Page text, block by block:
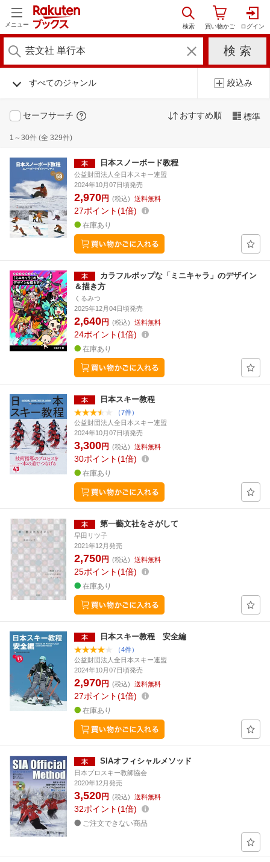
メニュー
すべてのジャンル 絞込み
セーフサーチ おすすめ順 標準
1～30件 (全 329件)
日本スノーボード教程
公益財団法人全日本スキー連盟
2024年10月07日頃発売
2,970円 (税込) 送料無料
27ポイント 1倍
在庫あり
カラフルポップな「ミニキャラ」のデザイン
＆描き方
くるみつ
2025年12月04日頃発売
2,640円 (税込) 送料無料
24ポイント 1倍
在庫あり
日本スキー教程
（7件）
公益財団法人全日本スキー連盟
2024年10月07日頃発売
3,300円 (税込) 送料無料
30ポイント 1倍
在庫あり
第一藝文社をさがして
早田リツ子
2021年12月発売
2,750円 (税込) 送料無料
25ポイント 1倍
在庫あり
日本スキー教程 安全編
（4件）
公益財団法人全日本スキー連盟
2024年10月07日頃発売
2,970円 (税込) 送料無料
27ポイント 1倍
在庫あり
SIAオフィシャルメソッド
日本プロスキー教師協会
2020年12月発売
3,520円 (税込) 送料無料
32ポイント 1倍
ご注文できない商品